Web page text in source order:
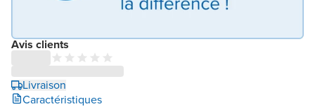
Avis clients
Livraison
Caractéristiques